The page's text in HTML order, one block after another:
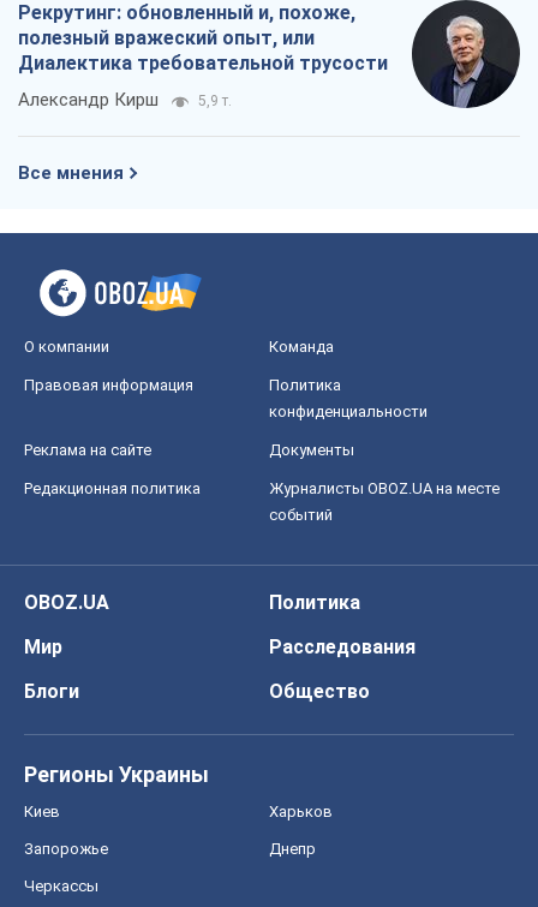
Рекрутинг: обновленный и, похоже,
полезный вражеский опыт, или
Диалектика требовательной трусости
Александр Кирш 5,9 т.
Все мнения
О компании Команда
Правовая информация
Политика
конфиденциальности
Реклама на сайте Документы
Редакционная политика
Журналисты OBOZ.UA на месте
событий
OBOZ.UA
Политика
Мир
Расследования
Блоги
Общество
Регионы Украины
Киев Харьков
Запорожье Днепр
Черкассы